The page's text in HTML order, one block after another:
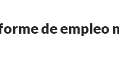
de empleo